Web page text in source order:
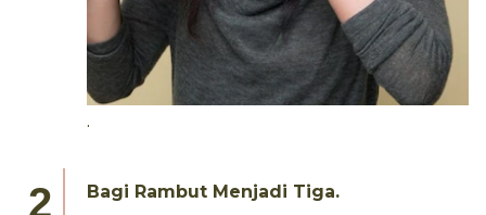
.
Bagi Rambut Menjadi Tiga.